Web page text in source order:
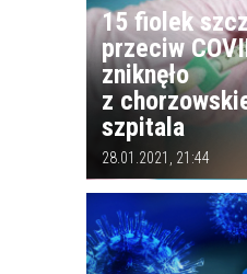
15 fiolek
przeciw
zniknęło
z
szpitala
28.01.2021, 21:44